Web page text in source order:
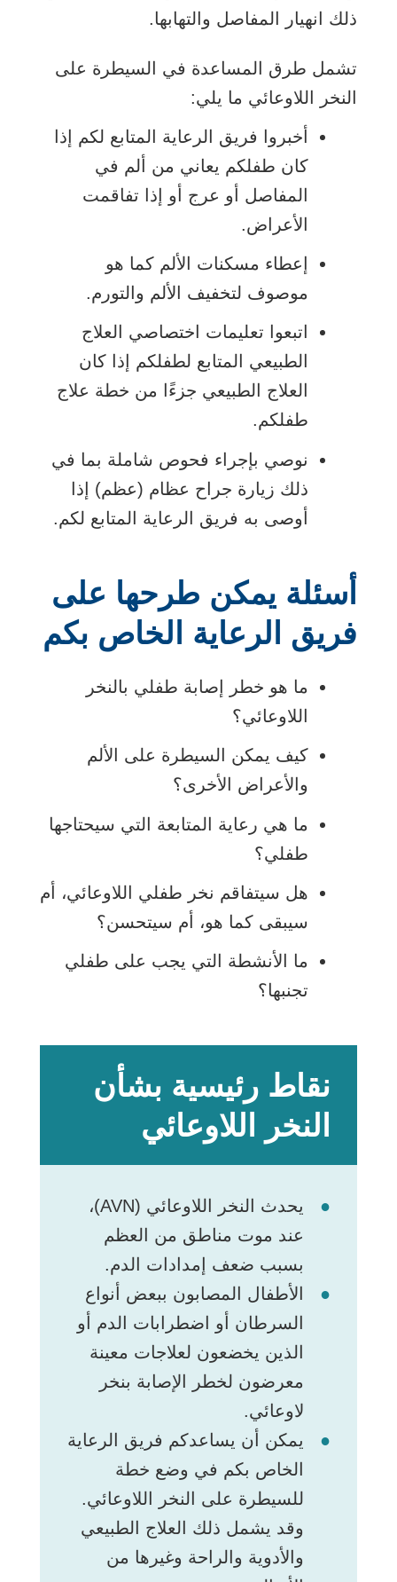
ذلك انهيار المفاصل والتهابها.
تشمل طرق المساعدة في السيطرة على
النخر اللاوعائي ما يلي:
أخبروا فريق الرعاية المتابع لكم إذا
كان طفلكم يعاني من ألم في
المفاصل أو عرج أو إذا تفاقمت
الأعراض.
إعطاء مسكنات الألم كما هو
موصوف لتخفيف الألم والتورم.
اتبعوا تعليمات اختصاصي العلاج
الطبيعي المتابع لطفلكم إذا كان
العلاج الطبيعي جزءًا من خطة علاج
طفلكم.
نوصي بإجراء فحوص شاملة بما في
ذلك زيارة جراح عظام (عظم) إذا
أوصى به فريق الرعاية المتابع لكم.
أسئلة يمكن طرحها على
فريق الرعاية الخاص بكم
ما هو خطر إصابة طفلي بالنخر
اللاوعائي؟
كيف يمكن السيطرة على الألم
والأعراض الأخرى؟
ما هي رعاية المتابعة التي سيحتاجها
طفلي؟
هل سيتفاقم نخر طفلي اللاوعائي، أم
سيبقى كما هو، أم سيتحسن؟
ما الأنشطة التي يجب على طفلي
تجنبها؟
نقاط رئيسية بشأن
النخر اللاوعائي
يحدث النخر اللاوعائي (AVN)،
عند موت مناطق من العظم
بسبب ضعف إمدادات الدم.
الأطفال المصابون ببعض أنواع
السرطان أو اضطرابات الدم أو
الذين يخضعون لعلاجات معينة
معرضون لخطر الإصابة بنخر
لاوعائي.
يمكن أن يساعدكم فريق الرعاية
الخاص بكم في وضع خطة
للسيطرة على النخر اللاوعائي.
وقد يشمل ذلك العلاج الطبيعي
والأدوية والراحة وغيرها من